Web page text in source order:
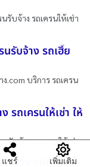
รับจ้าง รถเครนให้เช่า
รับจ้าง รถเฮี๊ย
.com บริการ รถเครน
รถเครนให้เช่า ให้
รับจ้าง รถเครนให้เช่า
บจ้าง รถเครนให้
แชร์ เพิ่มเติม